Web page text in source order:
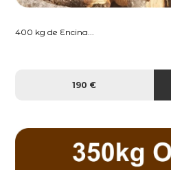
400 kg de Encina...
190 €